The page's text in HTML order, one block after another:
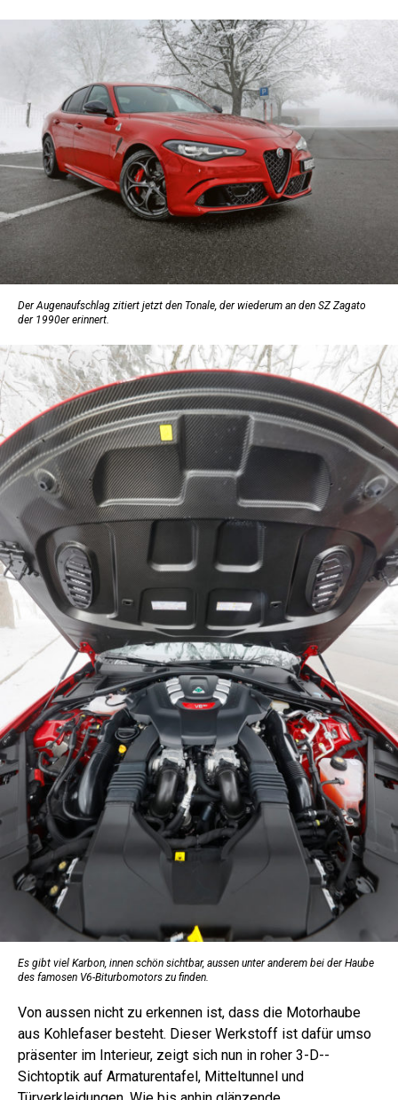
Der Augenaufschlag zitiert jetzt den Tonale, der wiederum an den SZ Zagato
der 1990er erinnert.
Es gibt viel Karbon, innen schön sichtbar, aussen unter anderem bei der Haube
des famosen V6-Biturbomotors zu finden.
Von aussen nicht zu erkennen ist, dass die Motorhaube
aus Kohlefaser besteht. Dieser Werkstoff ist dafür umso
präsenter im Interieur, zeigt sich nun in roher 3-D-­
Sichtoptik auf Armaturentafel, Mitteltunnel und